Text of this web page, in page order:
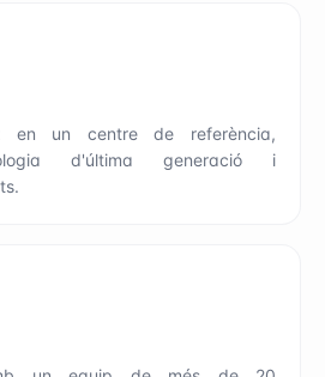
en un centre de referència,
d'última generació i